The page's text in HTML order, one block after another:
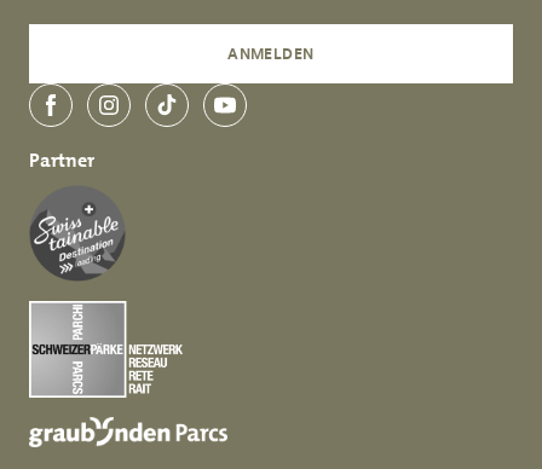
ANMELDEN
FacebookInstagramTikTokYouTube
Partner